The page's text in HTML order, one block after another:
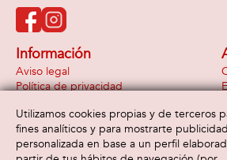
Información
Aviso legal
Política de privacidad
Formas de pago
Utilizamos cookies propias y de terceros
fines analíticos y para mostrarte publicidad
personalizada en base a un perfil